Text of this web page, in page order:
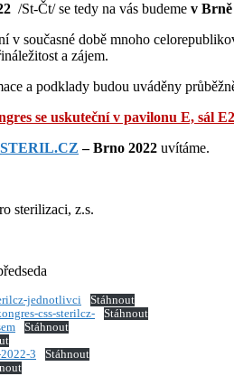
/St-Čt/ se tedy na vás budeme v Brně
v současné době mnoho
a zájem.
a podklady budou uváděny
se uskuteční v pavilonu E, sál
STERIL.CZ – Brno 2022 uvítáme.
sterilizaci, z.s.
jednotlivci
Stáhnout
css-sterilcz-
Stáhnout
Stáhnout
3
Stáhnout